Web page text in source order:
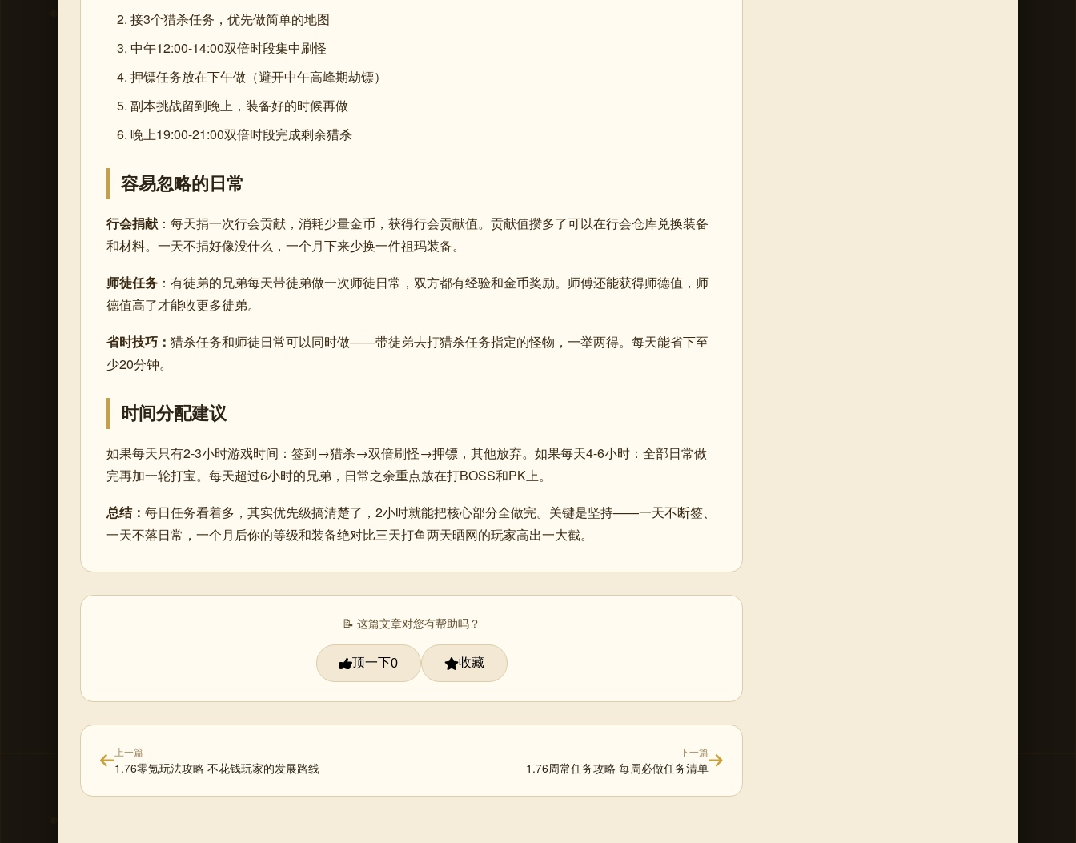
接3个猎杀任务，优先做简单的地图
中午12:00-14:00双倍时段集中刷怪
押镖任务放在下午做（避开中午高峰期劫镖）
副本挑战留到晚上，装备好的时候再做
晚上19:00-21:00双倍时段完成剩余猎杀
容易忽略的日常
行会捐献 ：每天捐一次行会贡献，消耗少量金币，获得行会贡献值。贡献值攒多了可以在行会仓库兑换装备
和材料。一天不捐好像没什么，一个月下来少换一件祖玛装备。
师徒任务 ：有徒弟的兄弟每天带徒弟做一次师徒日常，双方都有经验和金币奖励。师傅还能获得师德值，师
德值高了才能收更多徒弟。
省时技巧： 猎杀任务和师徒日常可以同时做——带徒弟去打猎杀任务指定的怪物，一举两得。每天能省下至
少20分钟。
时间分配建议
如果每天只有2-3小时游戏时间：签到→猎杀→双倍刷怪→押镖，其他放弃。如果每天4-6小时：全部日常做
完再加一轮打宝。每天超过6小时的兄弟，日常之余重点放在打BOSS和PK上。
总结： 每日任务看着多，其实优先级搞清楚了，2小时就能把核心部分全做完。关键是坚持——一天不断签、
一天不落日常，一个月后你的等级和装备绝对比三天打鱼两天晒网的玩家高出一大截。
📝 这篇文章对您有帮助吗？
顶一下0 收藏
上一篇
1.76零氪玩法攻略 不花钱玩家的发展路线
下一篇
1.76周常任务攻略 每周必做任务清单